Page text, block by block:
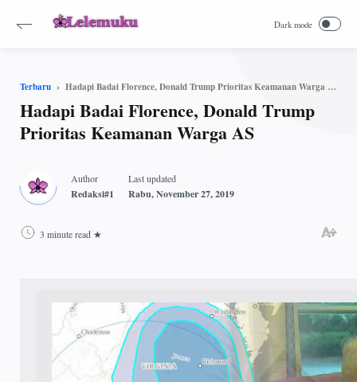
Terbaru Hadapi Badai Florence, Donald Trump Prioritas Keamanan Warga AS
Hadapi Badai Florence, Donald Trump
Prioritas Keamanan Warga AS
3 minute read